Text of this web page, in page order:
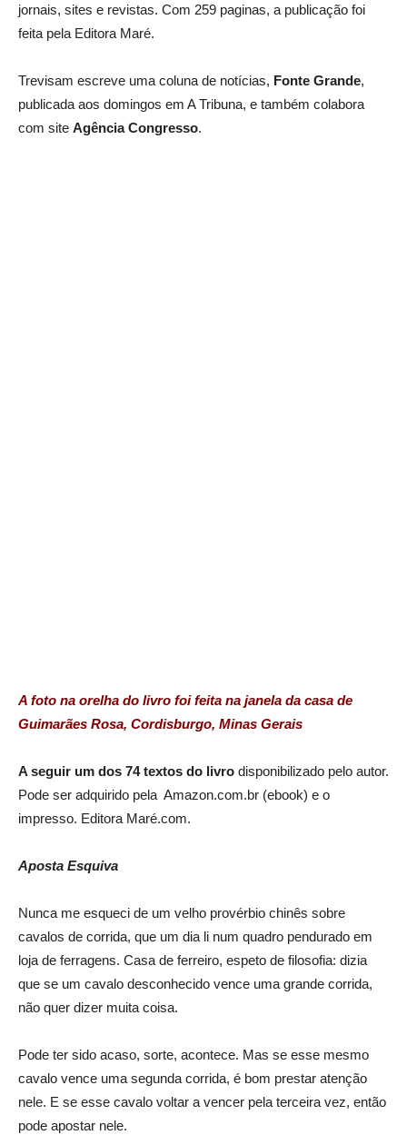
jornais, sites e revistas. Com 259 paginas, a publicação foi
feita pela Editora Maré.
Trevisam escreve uma coluna de notícias, Fonte Grande,
publicada aos domingos em A Tribuna, e também colabora
com site Agência Congresso.
A foto na orelha do livro foi feita na janela da casa de
Guimarães Rosa, Cordisburgo, Minas Gerais
A seguir um dos 74 textos do livro disponibilizado pelo autor.
Pode ser adquirido pela Amazon.com.br (ebook) e o
impresso. Editora Maré.com.
Aposta Esquiva
Nunca me esqueci de um velho provérbio chinês sobre
cavalos de corrida, que um dia li num quadro pendurado em
loja de ferragens. Casa de ferreiro, espeto de filosofia: dizia
que se um cavalo desconhecido vence uma grande corrida,
não quer dizer muita coisa.
Pode ter sido acaso, sorte, acontece. Mas se esse mesmo
cavalo vence uma segunda corrida, é bom prestar atenção
nele. E se esse cavalo voltar a vencer pela terceira vez, então
pode apostar nele.